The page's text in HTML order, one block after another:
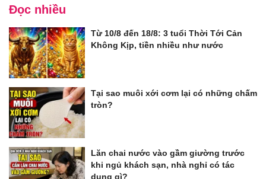
Đọc nhiều
Từ 10/8 đến 18/8: 3 tuổi Thời Tới Cản
Không Kịp, tiền nhiều như nước
Tại sao muôi xới cơm lại có những chấm
tròn?
Lăn chai nước vào gầm giường trước
khi ngủ khách sạn, nhà nghỉ có tác
dụng gì?